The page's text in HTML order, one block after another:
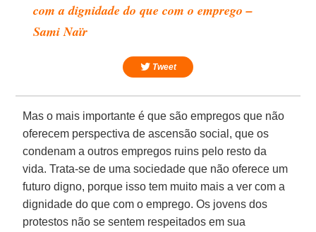
com a dignidade do que com o emprego –
Sami Naïr
Tweet
Mas o mais importante é que são empregos que não
oferecem perspectiva de ascensão social, que os
condenam a outros empregos ruins pelo resto da
vida. Trata-se de uma sociedade que não oferece um
futuro digno, porque isso tem muito mais a ver com a
dignidade do que com o emprego. Os jovens dos
protestos não se sentem respeitados em sua